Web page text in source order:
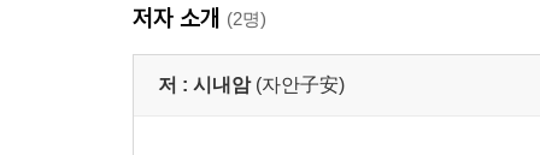
저자 소개 (2명)
저 : 시내암 (자안子安)